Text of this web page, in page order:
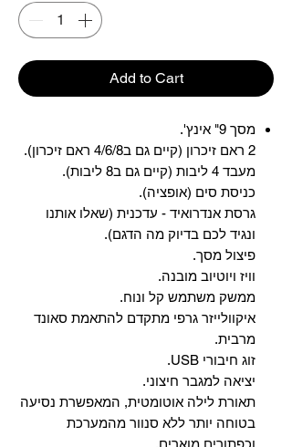
Add to Cart
מסך 9" אינץ'.
2 ראם זיכרון (קיים גם ב4/6/8 ראם זיכרון).
מעבד 4 ליבות (קיים גם ב8 ליבות).
כניסת סים (אופציה).
גרסת אנדרואיד - עדכנית (שאלו אותנו
ונגיד לכם בדיוק מה הדגם).
פיצול מסך.
וויז ויוטיוב מובנה.
ממשק משתמש קל ונוח.
איקוולייזר גרפי מתקדם להתאמת סאונד
מרבית.
זוג חיבורי USB.
יציאה למגבר חיצוני.
תאורת לילה אוטומטית, המאפשרת נסיעה
בטוחה יותר ללא סנוור מהמערכת
וכפתורים מוארים.